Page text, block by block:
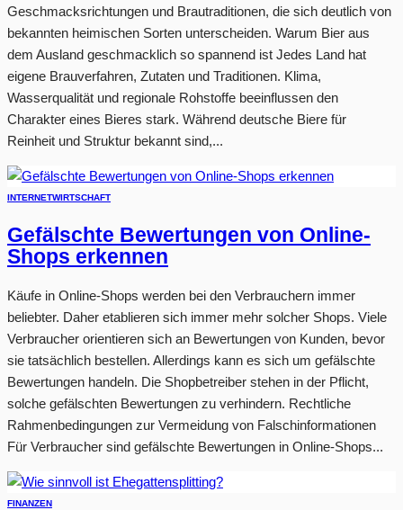
Geschmacksrichtungen und Brautraditionen, die sich deutlich von
bekannten heimischen Sorten unterscheiden. Warum Bier aus
dem Ausland geschmacklich so spannend ist Jedes Land hat
eigene Brauverfahren, Zutaten und Traditionen. Klima,
Wasserqualität und regionale Rohstoffe beeinflussen den
Charakter eines Bieres stark. Während deutsche Biere für
Reinheit und Struktur bekannt sind,...
INTERNETWIRTSCHAFT
Gefälschte Bewertungen von Online-
Shops erkennen
Käufe in Online-Shops werden bei den Verbrauchern immer
beliebter. Daher etablieren sich immer mehr solcher Shops. Viele
Verbraucher orientieren sich an Bewertungen von Kunden, bevor
sie tatsächlich bestellen. Allerdings kann es sich um gefälschte
Bewertungen handeln. Die Shopbetreiber stehen in der Pflicht,
solche gefälschten Bewertungen zu verhindern. Rechtliche
Rahmenbedingungen zur Vermeidung von Falschinformationen
Für Verbraucher sind gefälschte Bewertungen in Online-Shops...
FINANZEN